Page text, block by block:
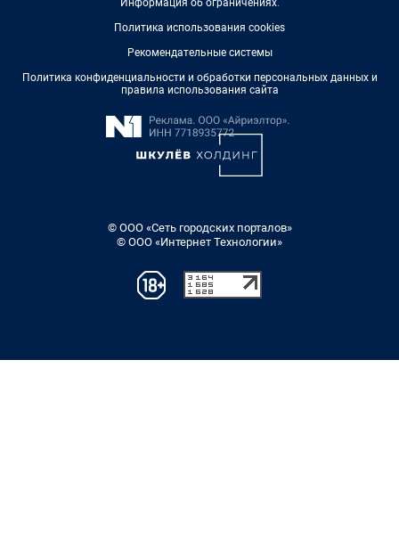
Информация об ограничениях.
Политика использования cookies
Рекомендательные системы
Политика конфиденциальности и обработки персональных данных и
правила использования сайта
© ООО «Сеть городских порталов»
© ООО «Интернет Технологии»